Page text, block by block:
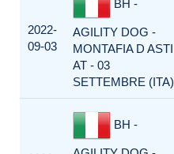
2022-
09-03
BH -
AGILITY DOG -
MONTAFIA D ASTI
AT - 03
SETTEMBRE (ITA)
BH -